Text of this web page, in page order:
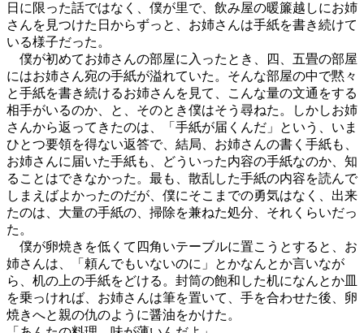
日に限った話ではなく、僕が里で、飲み屋の暖簾越しにお姉
さんを見つけた日からずっと、お姉さんは手紙を書き続けて
いる様子だった。
僕が初めてお姉さんの部屋に入ったとき、四、五畳の部屋
にはお姉さん宛の手紙が溢れていた。そんな部屋の中で黙々
と手紙を書き続けるお姉さんを見て、こんな量の文通をする
相手がいるのか、と、そのとき僕はそう尋ねた。しかしお姉
さんから返ってきたのは、「手紙が届くんだ」という、いま
ひとつ要領を得ない返答で、結局、お姉さんの書く手紙も、
お姉さんに届いた手紙も、どういった内容の手紙なのか、知
ることはできなかった。最も、散乱した手紙の内容を読んで
しまえばよかったのだが、僕にそこまでの勇気はなく、出来
たのは、大量の手紙の、掃除を兼ねた処分、それくらいだっ
た。
僕が卵焼きを低くて四角いテーブルに置こうとすると、お
姉さんは、「頼んでもいないのに」とかなんとか言いなが
ら、机の上の手紙をどける。封筒の飽和した机になんとか皿
を乗っければ、お姉さんは筆を置いて、手を合わせた後、卵
焼きへと親の仇のように醤油をかけた。